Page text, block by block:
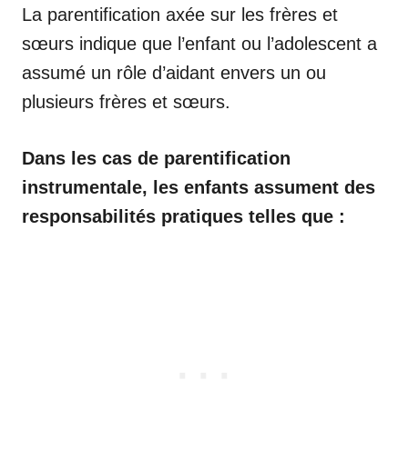
La parentification axée sur les frères et
sœurs indique que l’enfant ou l’adolescent a
assumé un rôle d’aidant envers un ou
plusieurs frères et sœurs.
Dans les cas de parentification
instrumentale, les enfants assument des
responsabilités pratiques telles que :